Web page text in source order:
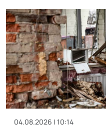
04.08.2026 | 10:14